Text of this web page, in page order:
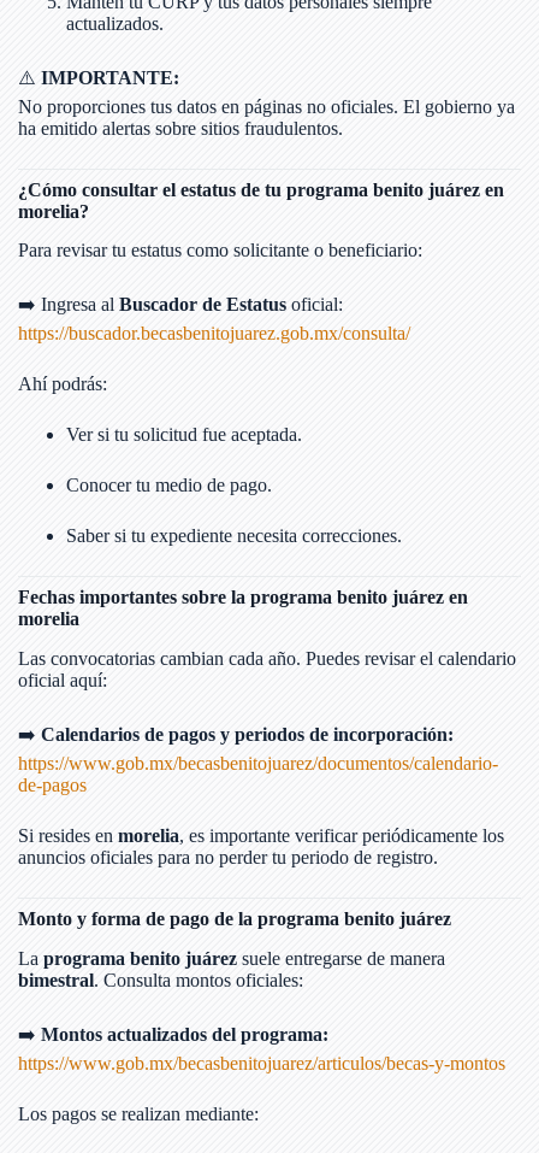
actualizados.
⚠️ IMPORTANTE:
No proporciones tus datos en páginas no oficiales. El gobierno ya
ha emitido alertas sobre sitios fraudulentos.
¿Cómo consultar el estatus de tu programa benito juárez en
morelia?
Para revisar tu estatus como solicitante o beneficiario:
➡️ Ingresa al Buscador de Estatus oficial:
https://buscador.becasbenitojuarez.gob.mx/consulta/
Ahí podrás:
Ver si tu solicitud fue aceptada.
Conocer tu medio de pago.
Saber si tu expediente necesita correcciones.
Fechas importantes sobre la programa benito juárez en
morelia
Las convocatorias cambian cada año. Puedes revisar el calendario
oficial aquí:
➡️ Calendarios de pagos y periodos de incorporación:
https://www.gob.mx/becasbenitojuarez/documentos/calendario-
de-pagos
Si resides en morelia, es importante verificar periódicamente los
anuncios oficiales para no perder tu periodo de registro.
Monto y forma de pago de la programa benito juárez
La programa benito juárez suele entregarse de manera
bimestral. Consulta montos oficiales:
➡️ Montos actualizados del programa:
https://www.gob.mx/becasbenitojuarez/articulos/becas-y-montos
Los pagos se realizan mediante: